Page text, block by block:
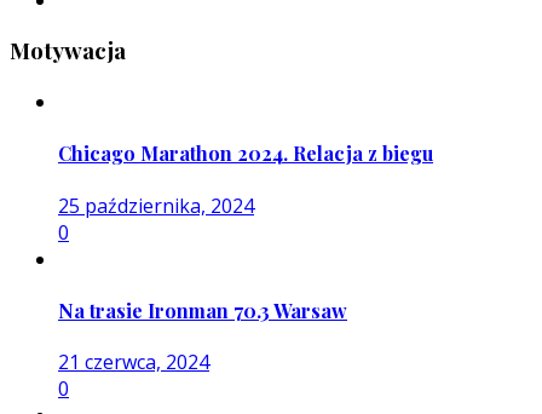
Motywacja
Chicago Marathon 2024. Relacja z biegu
25 października, 2024
0
Na trasie Ironman 70.3 Warsaw
21 czerwca, 2024
0